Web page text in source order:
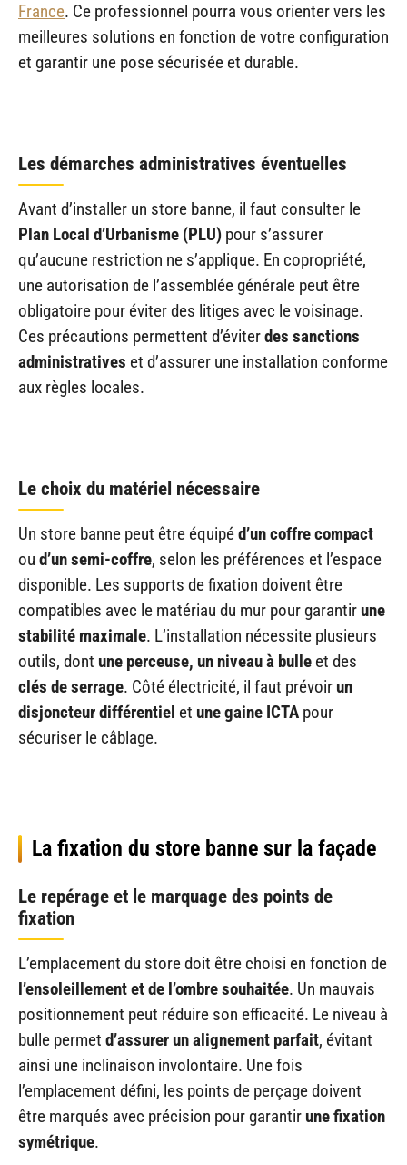
France. Ce professionnel pourra vous orienter vers les
meilleures solutions en fonction de votre configuration
et garantir une pose sécurisée et durable.
Les démarches administratives éventuelles
Avant d’installer un store banne, il faut consulter le
Plan Local d’Urbanisme (PLU) pour s’assurer
qu’aucune restriction ne s’applique. En copropriété,
une autorisation de l’assemblée générale peut être
obligatoire pour éviter des litiges avec le voisinage.
Ces précautions permettent d’éviterdes sanctions
administratives et d’assurer une installation conforme
aux règles locales.
Le choix du matériel nécessaire
Un store banne peut être équipéd’un coffre compact
ou d’un semi-coffre, selon les préférences et l’espace
disponible. Les supports de fixation doivent être
compatibles avec le matériau du mur pour garantir une
stabilité maximale. L’installation nécessite plusieurs
outils, dont une perceuse, un niveau à bulle et des
clés de serrage. Côté électricité, il faut prévoir un
disjoncteur différentiel et une gaine ICTA pour
sécuriser le câblage.
La fixation du store banne sur la façade
Le repérage et le marquage des points de
fixation
L’emplacement du store doit être choisi en fonction de
l’ensoleillement et de l’ombre souhaitée. Un mauvais
positionnement peut réduire son efficacité. Le niveau à
bulle permet d’assurer un alignement parfait, évitant
ainsi une inclinaison involontaire. Une fois
l’emplacement défini, les points de perçage doivent
être marqués avec précision pour garantir une fixation
symétrique.